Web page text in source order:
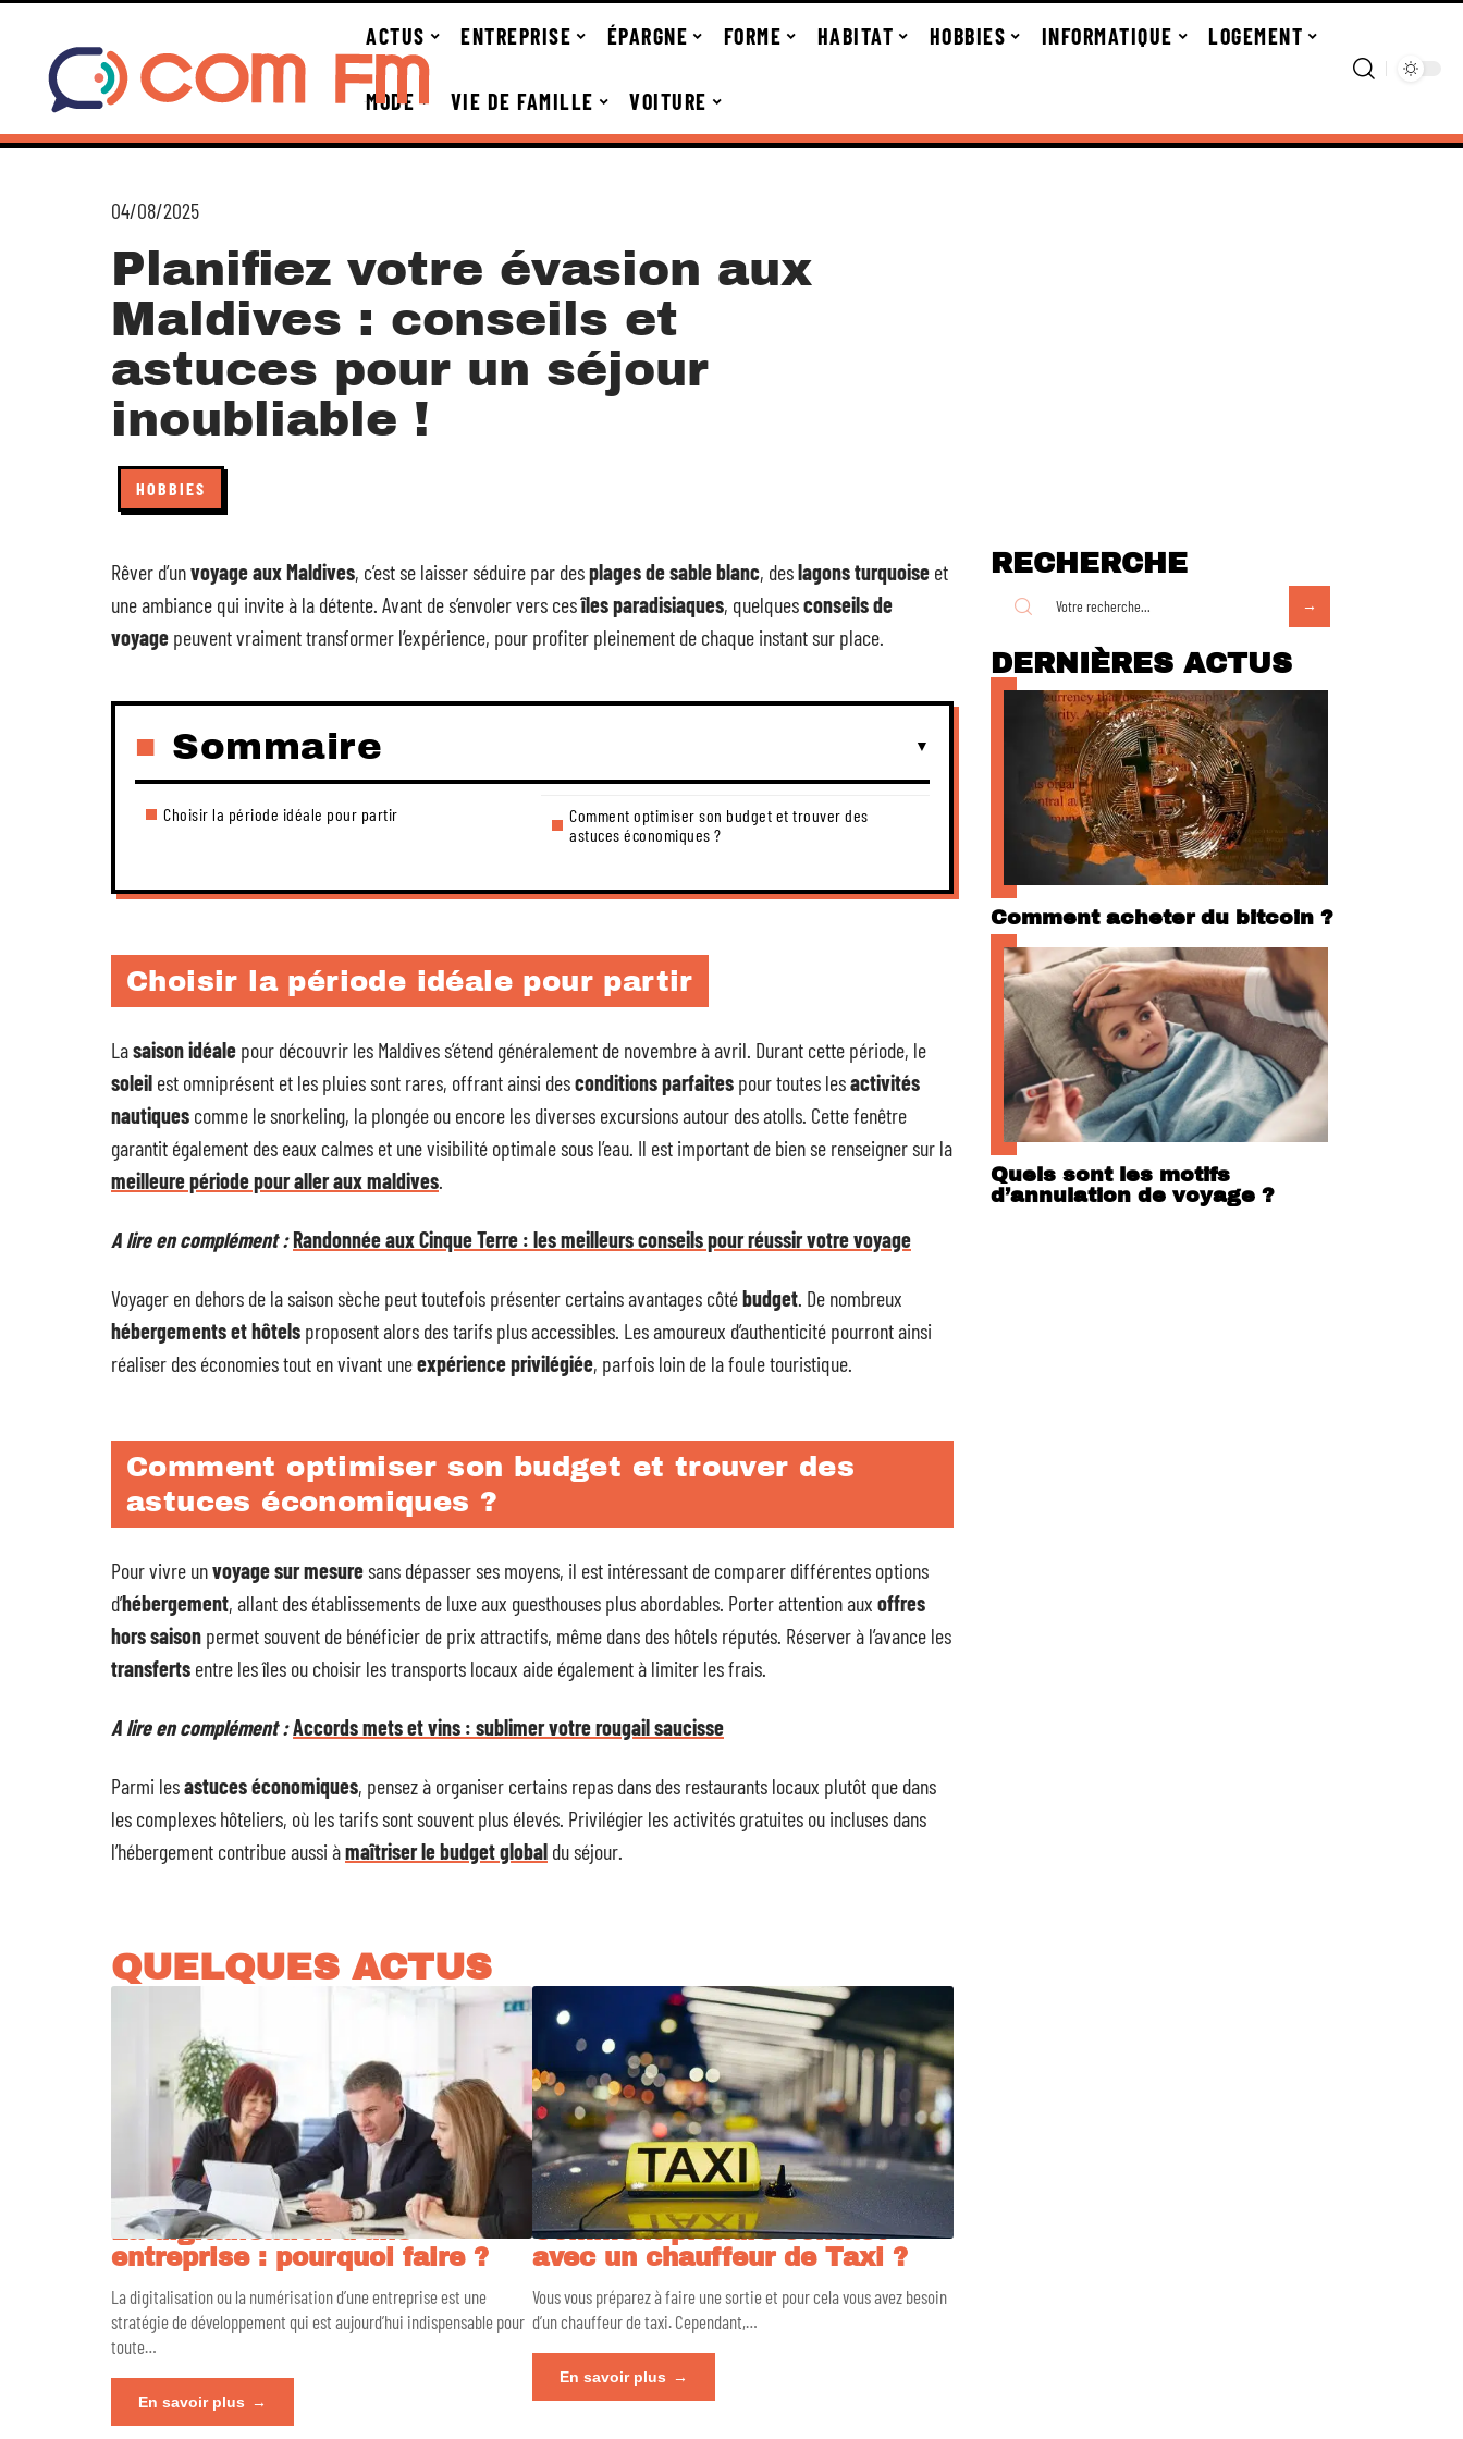
ACTUS ENTREPRISE ÉPARGNE FORME HABITAT HOBBIES INFORMATIQUE LOGEMENT
MODE VIE DE FAMILLE VOITURE
04/08/2025
Planifiez votre évasion aux
Maldives : conseils et
astuces pour un séjour
inoubliable !
HOBBIES
Rêver d’unvoyage aux Maldives, c’est se laisser séduire par desplages de sable blanc, deslagons turquoise et
une ambiance qui invite à la détente. Avant de s’envoler vers cesîles paradisiaques, quelquesconseils de
voyage peuvent vraiment transformer l’expérience, pour profiter pleinement de chaque instant sur place.
Sommaire
Choisir la période idéale pour partir
Comment optimiser son budget et trouver des
astuces économiques ?
Choisir la période idéale pour partir
Lasaison idéale pour découvrir les Maldives s’étend généralement de novembre à avril. Durant cette période, le
soleil est omniprésent et les pluies sont rares, offrant ainsi desconditions parfaites pour toutes lesactivités
nautiques comme le snorkeling, la plongée ou encore les diverses excursions autour des atolls. Cette fenêtre
garantit également des eaux calmes et une visibilité optimale sous l’eau. Il est important de bien se renseigner sur la
meilleure période pour aller aux maldives.
A lire en complément :Randonnée aux Cinque Terre : les meilleurs conseils pour réussir votre voyage
Voyager en dehors de la saison sèche peut toutefois présenter certains avantages côtébudget. De nombreux
hébergements et hôtels proposent alors des tarifs plus accessibles. Les amoureux d’authenticité pourront ainsi
réaliser des économies tout en vivant uneexpérience privilégiée, parfois loin de la foule touristique.
Comment optimiser son budget et trouver des
astuces économiques ?
Pour vivre unvoyage sur mesuresans dépasser ses moyens, il est intéressant de comparer différentes options
d’hébergement, allant des établissements de luxe aux guesthouses plus abordables. Porter attention aux offres
hors saison permet souvent de bénéficier de prix attractifs, même dans des hôtels réputés. Réserver à l’avance les
transferts entre les îles ou choisir les transports locaux aide également à limiter les frais.
A lire en complément :Accords mets et vins : sublimer votre rougail saucisse
Parmi lesastuces économiques, pensez à organiser certains repas dans des restaurants locaux plutôt que dans
les complexes hôteliers, où les tarifs sont souvent plus élevés. Privilégier les activités gratuites ou incluses dans
l’hébergement contribue aussi àmaîtriser le budget global du séjour.
QUELQUES ACTUS
La digitalisation d’une
entreprise : pourquoi faire ?
La digitalisation ou la numérisation d’une entreprise est une
stratégie de développement qui est aujourd’hui indispensable pour
toute…
En savoir plus
Comment prendre contact
avec un chauffeur de Taxi ?
Vous vous préparez à faire une sortie et pour cela vous avez besoin
d’un chauffeur de taxi. Cependant,…
En savoir plus
RECHERCHE
DERNIÈRES ACTUS
Comment acheter du bitcoin ?
Quels sont les motifs
d’annulation de voyage ?